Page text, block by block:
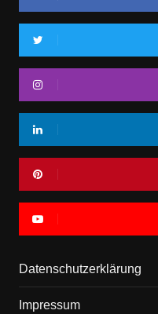
Datenschutzerklärung
Impressum